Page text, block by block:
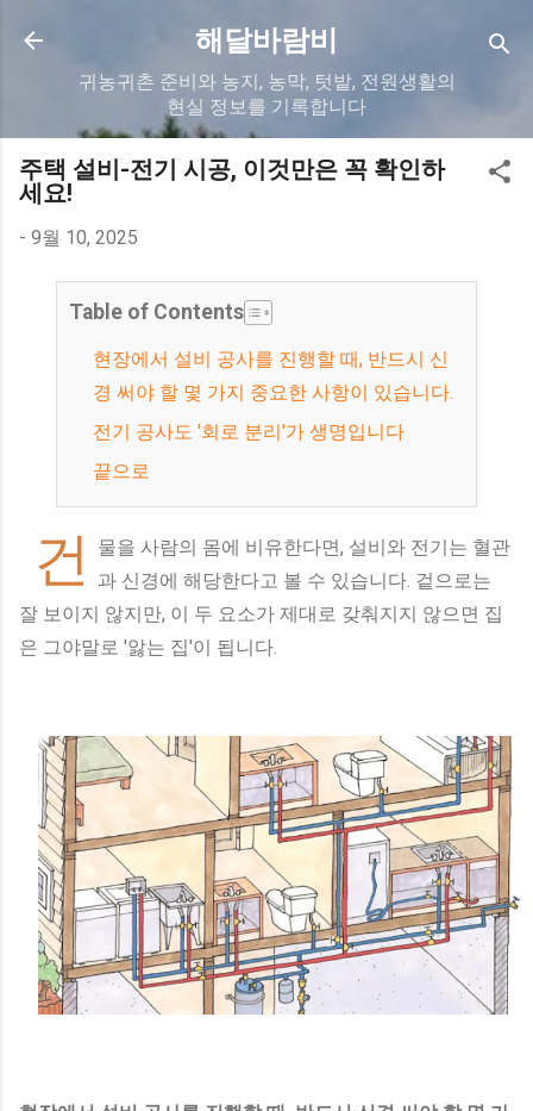
기본 콘텐츠로 건너뛰기
해달바람비
귀농귀촌 준비와 농지, 농막, 텃밭, 전원생활의
현실 정보를 기록합니다
주택 설비-전기 시공, 이것만은 꼭 확인하
세요!
- 9월 10, 2025
Table of Contents
현장에서 설비 공사를 진행할 때, 반드시 신
경 써야 할 몇 가지 중요한 사항이 있습니다.
전기 공사도 '회로 분리'가 생명입니다
끝으로
건
물을 사람의 몸에 비유한다면, 설비와 전기는 혈관
과 신경에 해당한다고 볼 수 있습니다. 겉으로는
잘 보이지 않지만, 이 두 요소가 제대로 갖춰지지 않으면 집
은 그야말로 '앓는 집'이 됩니다.